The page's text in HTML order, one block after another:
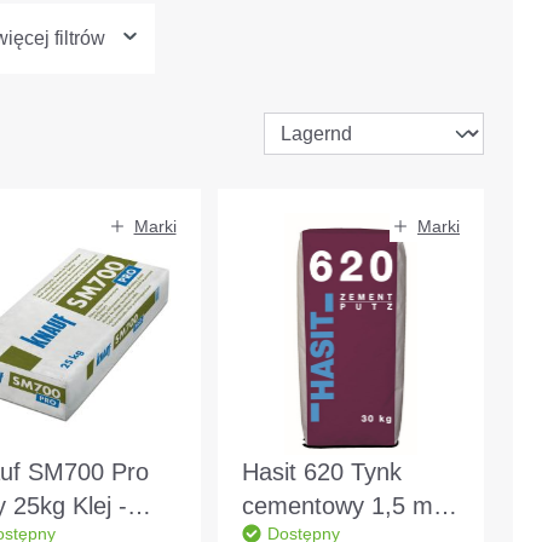
filtrów
Marki
SM700 Pro
25kg Klej -
Marki
Hasit 620 Tynk
cementowy 1,5 mm
Dostępny